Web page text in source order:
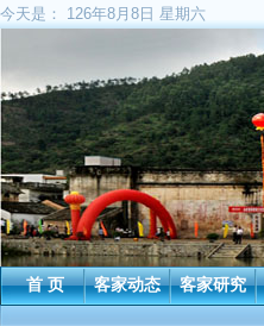
今天是： 126年8月8日 星期六
首 页 客家动态 客家研究